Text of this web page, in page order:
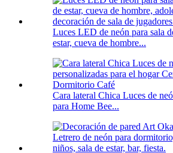
Luces LED de neón para sala
estar, cueva de hombre...
Cara lateral Chica Luces de
para Home Bee...